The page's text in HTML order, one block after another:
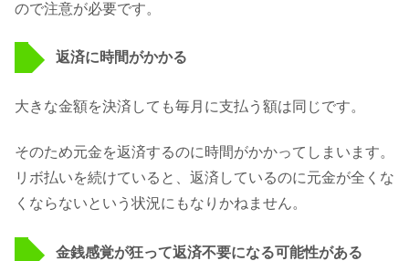
ので注意が必要です。
返済に時間がかかる
大きな金額を決済しても毎月に支払う額は同じです。
そのため元金を返済するのに時間がかかってしまいます。
リボ払いを続けていると、返済しているのに元金が全くな
くならないという状況にもなりかねません。
金銭感覚が狂って返済不要になる可能性がある